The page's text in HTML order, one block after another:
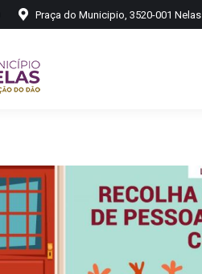
Praça do Municipio, 3520-001 Nelas